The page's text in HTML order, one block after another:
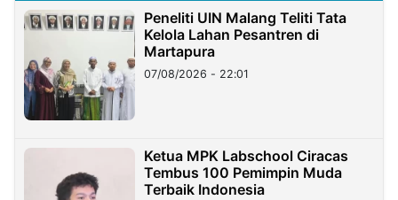
Peneliti UIN Malang Teliti Tata
Kelola Lahan Pesantren di
Martapura
07/08/2026 - 22:01
Ketua MPK Labschool Ciracas
Tembus 100 Pemimpin Muda
Terbaik Indonesia